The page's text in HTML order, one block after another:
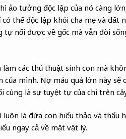
ảo tưởng độc lập của nó càng
thể độc lập khỏi cha mẹ và
nối được về gốc mà vẫn đòi
các thủ thuật sinh con mà
của mình. Nợ máu quá lớn này
cùng là sự tuyệt tự của chi trên
là đứa con hiếu thảo và thấu
ngay cả về mặt vật lý.